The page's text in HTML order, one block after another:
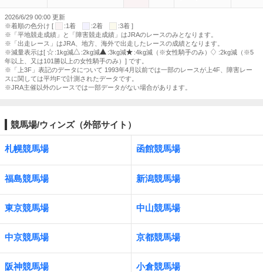
2026/6/29 00:00 更新
※着順の色分け [
:1着 :2着
:3着 ]
※「平地競走成績」と「障害競走成績」はJRAのレースのみとなります。
※「出走レース」はJRA、地方、海外で出走したレースの成績となります。
※減量表示は[
:1kg減 :2kg減 :3kg減 :4kg減（※女性騎手のみ）
:2kg減（※5
年以上、又は101勝以上の女性騎手のみ）] です。
※「上3F」表記のデータについて 1993年4月以前では一部のレースが上4F、障害レー
スに関しては平均Fで計測されたデータです。
※JRA主催以外のレースでは一部データがない場合があります。
競馬場/ウィンズ（外部サイト）
札幌競馬場 函館競馬場
福島競馬場 新潟競馬場
東京競馬場 中山競馬場
中京競馬場 京都競馬場
阪神競馬場 小倉競馬場